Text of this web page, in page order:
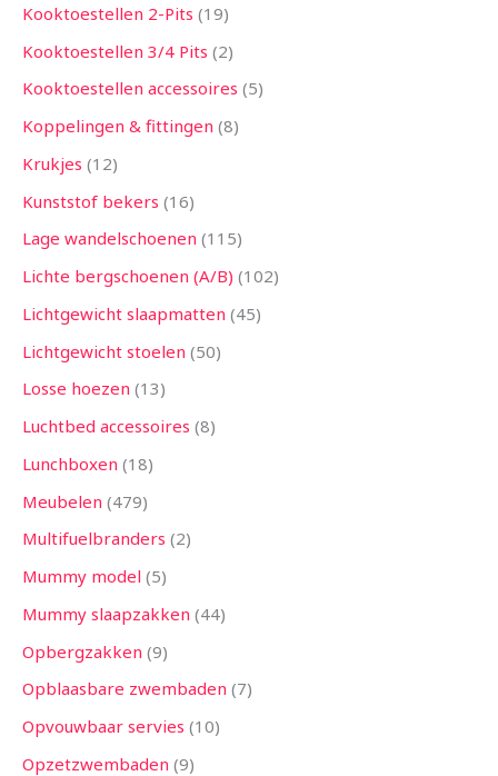
Kooktoestellen 2-Pits 19
Kooktoestellen 3/4 Pits 2
Kooktoestellen accessoires 5
Koppelingen & fittingen 8
Krukjes 12
Kunststof bekers 16
Lage wandelschoenen 115
Lichte bergschoenen (A/B) 102
Lichtgewicht slaapmatten 45
Lichtgewicht stoelen 50
Losse hoezen 13
Luchtbed accessoires 8
Lunchboxen 18
Meubelen 479
Multifuelbranders 2
Mummy model 5
Mummy slaapzakken 44
Opbergzakken 9
Opblaasbare zwembaden 7
Opvouwbaar servies 10
Opzetzwembaden 9